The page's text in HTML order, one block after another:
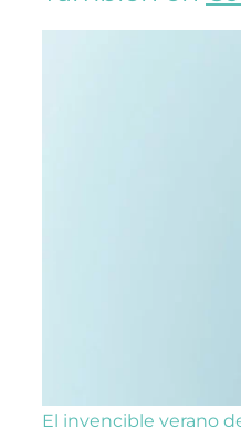
El invencible verano